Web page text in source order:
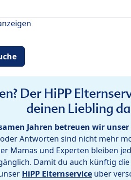
Der HiPP
deinen Liebling
Jahren betreuen wir
Antworten sind nicht mehr
Mamas und Experten bleiben
Damit du auch künftig
HiPP Elternservice über